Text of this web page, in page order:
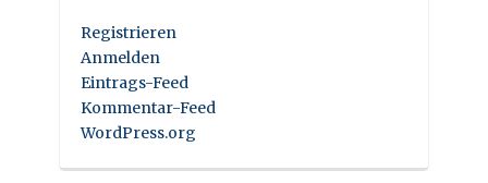
Registrieren
Anmelden
Eintrags-Feed
Kommentar-Feed
WordPress.org